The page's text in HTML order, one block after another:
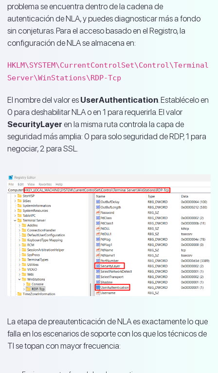
problema se encuentra dentro de la cadena de
autenticación de NLA, y puedes diagnosticar más a fondo
sin conjeturas. Para el acceso basado en el Registro, la
configuración de NLA se almacena en:
HKLM\SYSTEM\CurrentControlSet\Control\Terminal
Server\WinStations\RDP-Tcp
El nombre del valor es UserAuthentication. Establécelo en
0 para deshabilitar NLA o en 1 para requerirla. El valor
SecurityLayer en la misma ruta controla la capa de
seguridad más amplia: 0 para solo seguridad de RDP, 1 para
negociar, 2 para SSL.
La etapa de preautenticación de NLA es exactamente lo que
falla en los escenarios de soporte con los que los técnicos de
TI se topan con mayor frecuencia: